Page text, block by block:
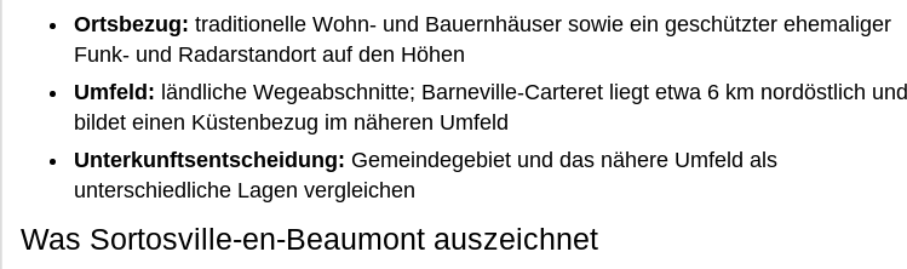
Ortsbezug: traditionelle Wohn- und Bauernhäuser sowie ein geschützter ehemaliger
Funk- und Radarstandort auf den Höhen
Umfeld: ländliche Wegeabschnitte; Barneville-Carteret liegt etwa 6 km nordöstlich und
bildet einen Küstenbezug im näheren Umfeld
Unterkunftsentscheidung: Gemeindegebiet und das nähere Umfeld als
unterschiedliche Lagen vergleichen
Was Sortosville-en-Beaumont auszeichnet